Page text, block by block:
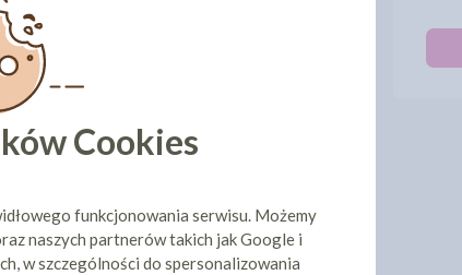
zł
Cookies
funkcjonowania serwisu. Możemy
naszych partnerów takich jak Google i
w szczególności do spersonalizowania